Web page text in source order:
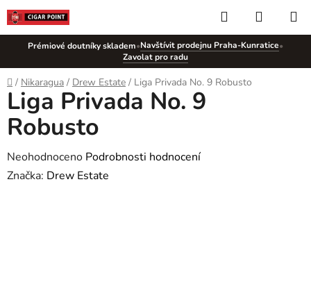
Přejít
na
obsah
Prémiové doutníky skladem•Navštívit prodejnu Praha-Kunratice•
Zavolat pro radu
Hledat
KOŠÍK
Domů
/ Nikaragua / Drew Estate / Liga Privada No. 9 Robusto
Liga Privada No. 9
Robusto
Průměrné
hodnocení
Neohodnoceno Podrobnosti hodnocení
Značka: Drew Estate